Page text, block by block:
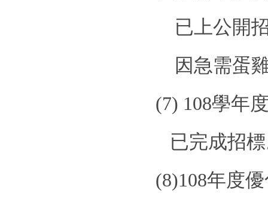
已上公開
因急需蛋
(7) 108學年
已完成招
(8)108年度